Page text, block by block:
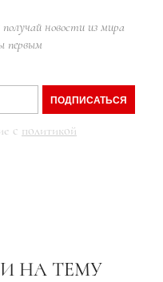
новости из мира
первым
ПОДПИСАТЬСЯ
с политикой
НА ТЕМУ